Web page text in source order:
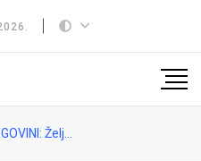
zapostavljeni Saudijac heroj